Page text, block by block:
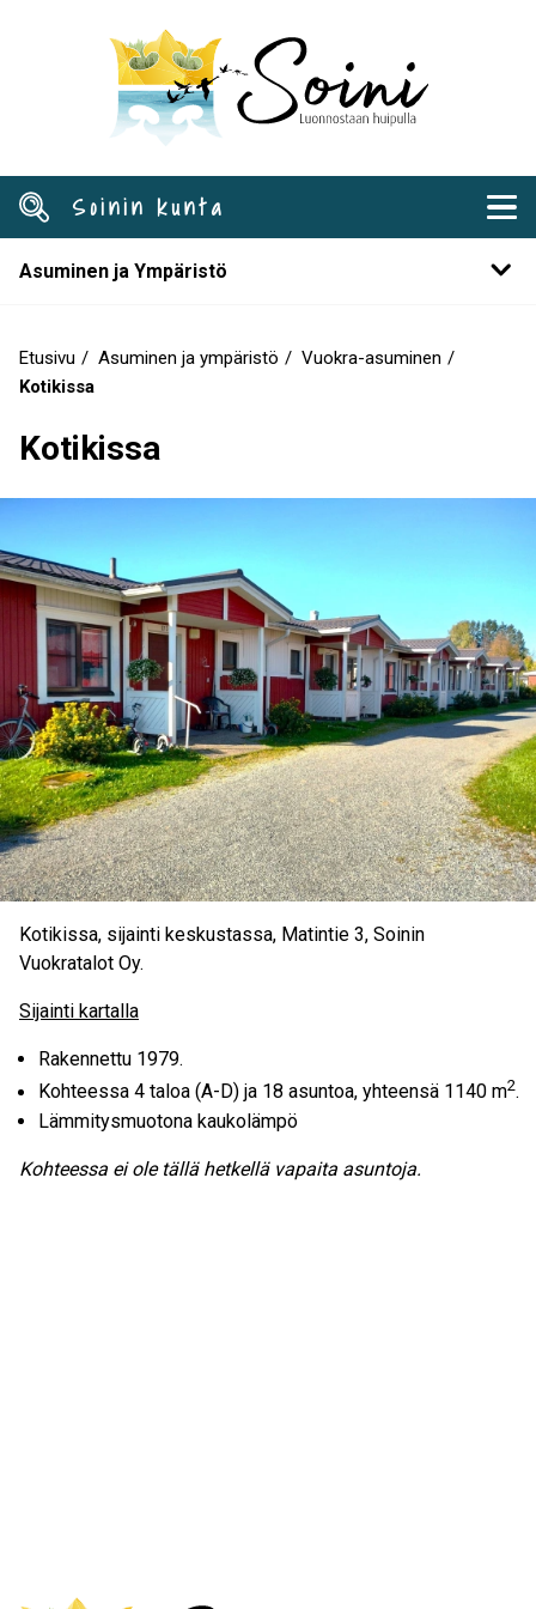
Soinin kunta
Asuminen ja Ympäristö
Murupolku
Etusivu Asuminen ja ympäristö
Vuokra-asuminen
Kotikissa
Kotikissa
Kotikissa, sijainti keskustassa, Matintie 3, Soinin
Vuokratalot Oy.
Sijainti kartalla
Rakennettu 1979.
Kohteessa 4 taloa (A-D) ja 18 asuntoa, yhteensä 1140 m2.
Lämmitysmuotona kaukolämpö
Kohteessa ei ole tällä hetkellä vapaita asuntoja.